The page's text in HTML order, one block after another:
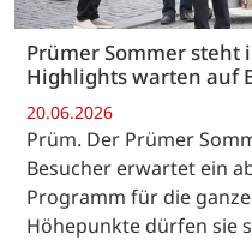
Prümer Sommer steht
Highlights warten auf
20.06.2026
Prüm. Der Prümer
Besucher erwartet ein
Programm für die
Höhepunkte dürfen sie